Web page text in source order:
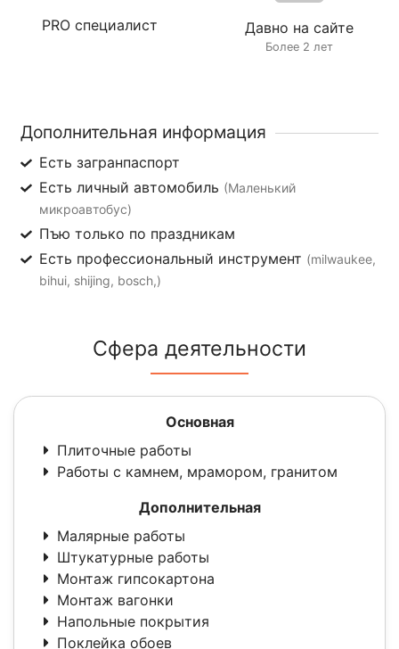
PRO специалист Давно на сайте
Более 2 лет
Дополнительная информация
Есть загранпаспорт
Есть личный автомобиль (Маленький
микроавтобус)
Пъю только по праздникам
Есть профессиональный инструмент (milwaukee,
bihui, shijing, bosch,)
Сфера деятельности
Основная
Плиточные работы
Работы с камнем, мрамором, гранитом
Дополнительная
Малярные работы
Штукатурные работы
Монтаж гипсокартона
Монтаж вагонки
Напольные покрытия
Поклейка обоев